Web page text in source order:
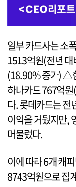
일부 카드사는 소
1513억원(전년
(18.90% 증가) △
하나카드 767억
다. 롯데카드는 전
이익을 거뒀지만,
머물렀다.
이에 따라 6개 캐
8743억원으로 집